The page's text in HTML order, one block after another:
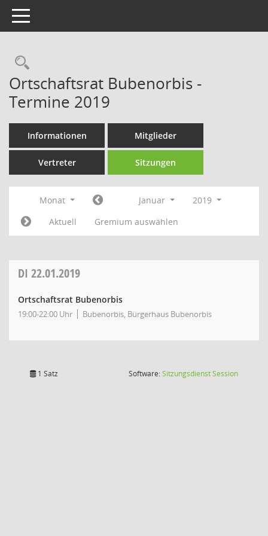
Toggle navigation
Rechercheauswahl
Ortschaftsrat Bubenorbis -
Termine 2019
Informationen Mitglieder
Vertreter Sitzungen
Monat Januar
2019
Aktuell
Gremium auswählen
DI 22.01.2019
Ortschaftsrat Bubenorbis
19:00-22:00 Uhr Bubenorbis, Bürgerhaus Bubenorbis
1 Satz Software:SitzungsdienstSession(Wird in